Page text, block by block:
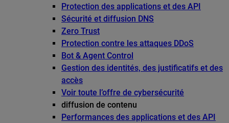
Protection des applications et des API
Sécurité et diffusion DNS
Zero Trust
Protection contre les attaques DDoS
Bot & Agent Control
Gestion des identités, des justificatifs et des
accès
Voir toute l’offre de cybersécurité
diffusion de contenu
Performances des applications et des API